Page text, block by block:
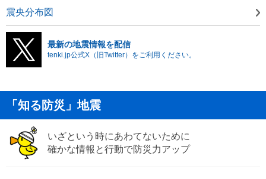
震央分布図
最新の地震情報を配信
tenki.jp公式X（旧Twitter）をご利用ください。
「知る防災」地震
いざという時にあわてないために
確かな情報と行動で防災力アップ